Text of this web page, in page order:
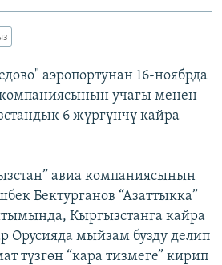
аэропортунан 16-ноябрда
учагы менен
6 жүргүнчү кайра
авиа компаниясынын
Бектурганов “Азаттыкка”
Кыргызстанга кайра
Орусияда мыйзам бузду делип
түзгөн “кара тизмеге” кирип